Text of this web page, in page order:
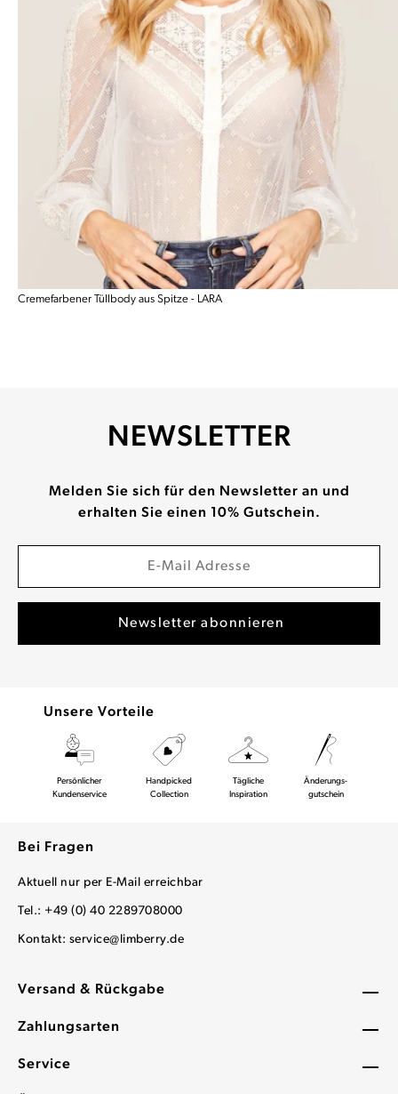
Cremefarbener Tüllbody aus Spitze - LARA
Versand & Rückgabe
Zahlungsarten
Service
NEWSLETTER
Melden Sie sich für den Newsletter an und
erhalten Sie einen 10% Gutschein.
Unsere Vorteile
Persönlicher
Kundenservice
Handpicked
Collection
Tägliche
Inspiration
Änderungs-
gutschein
Bei Fragen
Aktuell nur per E-Mail erreichbar
Tel.: +49 (0) 40 2289708000
Kontakt: service@limberry.de